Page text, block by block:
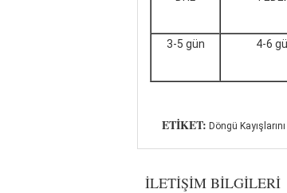
3-5 gün 4-6
ETIKET: Döngü
İLETIŞIM BILGILERI